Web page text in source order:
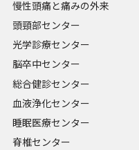
慢性頭痛と痛みの外来
頭頸部センター
光学診療センター
脳卒中センター
総合健診センター
血液浄化センター
睡眠医療センター
脊椎センター